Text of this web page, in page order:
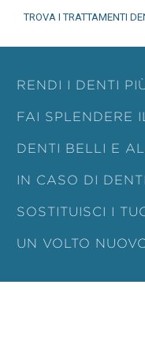
TROVA I TRATTAMENTI
RENDI I DENTI
FAI SPLENDERE
DENTI BELLI E
IN CASO DI
SOSTITUISCI I
UN VOLTO